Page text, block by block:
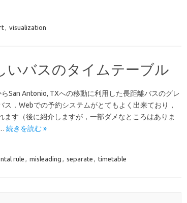
, visualization
いバスのタイムテーブル
San Antonio, TXへの移動に利用した長距離バスのグレ
ス．Webでの予約システムがとてもよく出来ており，
ます（後に紹介しますが，一部ダメなところはありま
続きを読む »
rule , misleading , separate , timetable